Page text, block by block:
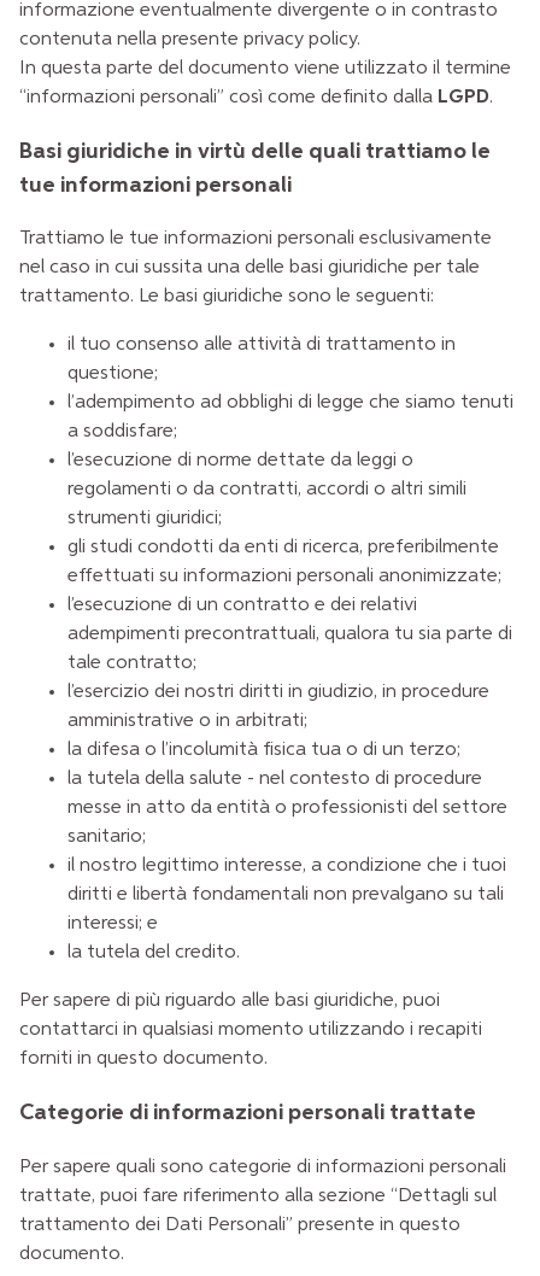
informazione eventualmente divergente o in contrasto
contenuta nella presente privacy policy.
In questa parte del documento viene utilizzato il termine
“informazioni personali” così come definito dalla LGPD.
Basi giuridiche in virtù delle quali trattiamo le
tue informazioni personali
Trattiamo le tue informazioni personali esclusivamente
nel caso in cui sussita una delle basi giuridiche per tale
trattamento. Le basi giuridiche sono le seguenti:
il tuo consenso alle attività di trattamento in
questione;
l’adempimento ad obblighi di legge che siamo tenuti
a soddisfare;
l’esecuzione di norme dettate da leggi o
regolamenti o da contratti, accordi o altri simili
strumenti giuridici;
gli studi condotti da enti di ricerca, preferibilmente
effettuati su informazioni personali anonimizzate;
l’esecuzione di un contratto e dei relativi
adempimenti precontrattuali, qualora tu sia parte di
tale contratto;
l’esercizio dei nostri diritti in giudizio, in procedure
amministrative o in arbitrati;
la difesa o l’incolumità fisica tua o di un terzo;
la tutela della salute - nel contesto di procedure
messe in atto da entità o professionisti del settore
sanitario;
il nostro legittimo interesse, a condizione che i tuoi
diritti e libertà fondamentali non prevalgano su tali
interessi; e
la tutela del credito.
Per sapere di più riguardo alle basi giuridiche, puoi
contattarci in qualsiasi momento utilizzando i recapiti
forniti in questo documento.
Categorie di informazioni personali trattate
Per sapere quali sono categorie di informazioni personali
trattate, puoi fare riferimento alla sezione “Dettagli sul
trattamento dei Dati Personali” presente in questo
documento.